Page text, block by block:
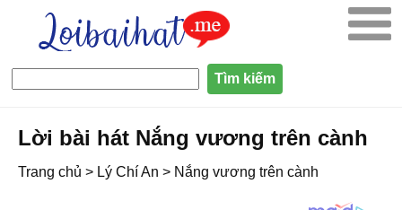
Lời bài hát Nắng vương trên cành
Trang chủ > Lý Chí An > Nắng vương trên cành